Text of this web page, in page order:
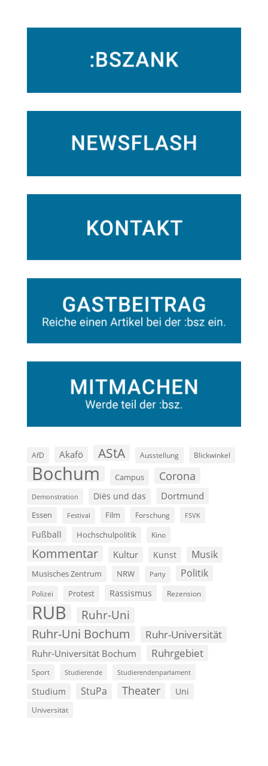
AfD Akafö AStA Ausstellung Blickwinkel
Bochum Campus Corona
Demonstration Diës und das Dortmund
Essen Festival Film Forschung FSVK
Fußball Hochschulpolitik Kino
Kommentar Kultur Kunst Musik
Musisches Zentrum NRW Party Politik
Polizei Protest Rassismus Rezension
RUB Ruhr-Uni
Ruhr-Uni Bochum Ruhr-Universität
Ruhr-Universität Bochum Ruhrgebiet
Sport Studierende Studierendenparlament
Studium StuPa Theater Uni
Universität